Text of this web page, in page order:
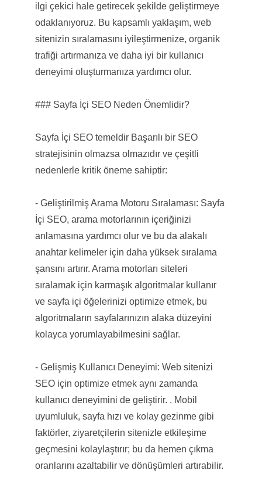
ilgi çekici hale getirecek şekilde geliştirmeye
odaklanıyoruz. Bu kapsamlı yaklaşım, web
sitenizin sıralamasını iyileştirmenize, organik
trafiği artırmanıza ve daha iyi bir kullanıcı
deneyimi oluşturmanıza yardımcı olur.
### Sayfa İçi SEO Neden Önemlidir?
Sayfa İçi SEO temeldir Başarılı bir SEO
stratejisinin olmazsa olmazıdır ve çeşitli
nedenlerle kritik öneme sahiptir:
- Geliştirilmiş Arama Motoru Sıralaması: Sayfa
İçi SEO, arama motorlarının içeriğinizi
anlamasına yardımcı olur ve bu da alakalı
anahtar kelimeler için daha yüksek sıralama
şansını artırır. Arama motorları siteleri
sıralamak için karmaşık algoritmalar kullanır
ve sayfa içi öğelerinizi optimize etmek, bu
algoritmaların sayfalarınızın alaka düzeyini
kolayca yorumlayabilmesini sağlar.
- Gelişmiş Kullanıcı Deneyimi: Web sitenizi
SEO için optimize etmek aynı zamanda
kullanıcı deneyimini de geliştirir. . Mobil
uyumluluk, sayfa hızı ve kolay gezinme gibi
faktörler, ziyaretçilerin sitenizle etkileşime
geçmesini kolaylaştırır; bu da hemen çıkma
oranlarını azaltabilir ve dönüşümleri artırabilir.